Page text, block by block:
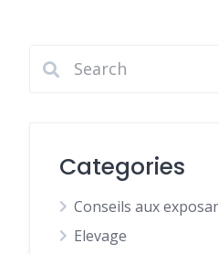
Categories
Conseils aux
Elevage